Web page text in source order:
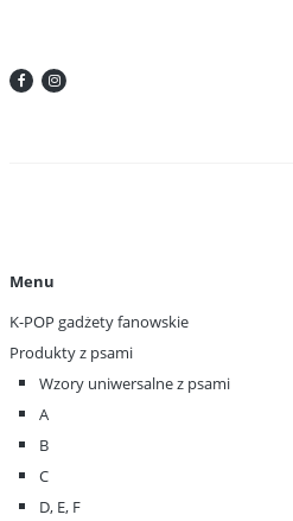
Menu
K-POP gadżety fanowskie
Produkty z psami
Wzory uniwersalne z psami
A
B
C
D, E, F